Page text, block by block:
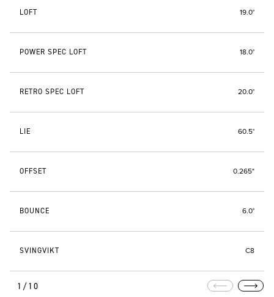
LOFT 19.0°
POWER SPEC LOFT 18.0°
RETRO SPEC LOFT 20.0°
LIE 60.5°
OFFSET 0.265"
BOUNCE 6.0°
SVINGVIKT C8
1/10